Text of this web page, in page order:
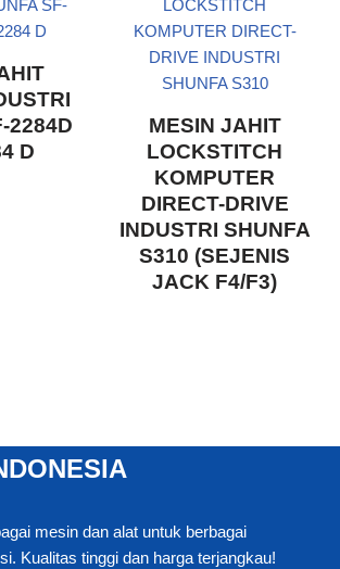
2284D
D
MESIN JAHIT
LOCKSTITCH
KOMPUTER
DIRECT-DRIVE
INDUSTRI SHUNFA
S310 (SEJENIS
JACK F4/F3)
mesin dan alat untuk berbagai
Kualitas tinggi dan harga terjangkau!